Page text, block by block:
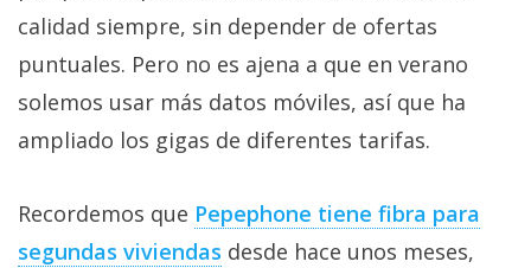
calidad siempre, sin depender de ofertas
puntuales. Pero no es ajena a que en verano
solemos usar más datos móviles, así que ha
ampliado los gigas de diferentes tarifas.
Recordemos que Pepephone tiene fibra para
segundas viviendas‎ desde hace unos meses,